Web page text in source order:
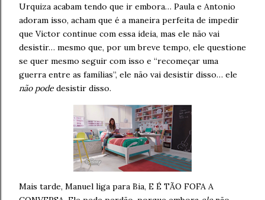
Urquiza acabam tendo que ir embora… Paula e Antonio
adoram isso, acham que é a maneira perfeita de impedir
que Victor continue com essa ideia, mas ele não vai
desistir… mesmo que, por um breve tempo, ele questione
se quer mesmo seguir com isso e “recomeçar uma
guerra entre as famílias”, ele não vai desistir disso… ele
não pode desistir disso.
Mais tarde, Manuel liga para Bia, E É TÃO FOFA A